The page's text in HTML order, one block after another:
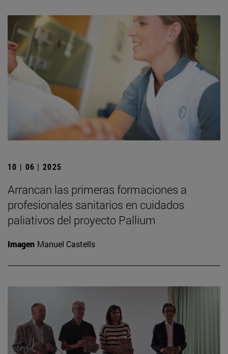
10 | 06 | 2025
Arrancan las primeras formaciones a
profesionales sanitarios en cuidados
paliativos del proyecto Pallium
Imagen Manuel Castells